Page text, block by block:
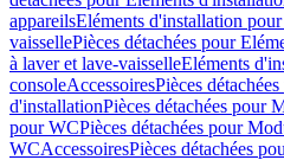
appareilsEléments d'installation
vaissellePièces détachées pour
à laver et lave-vaisselleEléments
consoleAccessoiresPièces
d'installationPièces détachées pour
pour WCPièces détachées pour
WCAccessoiresPièces détachées